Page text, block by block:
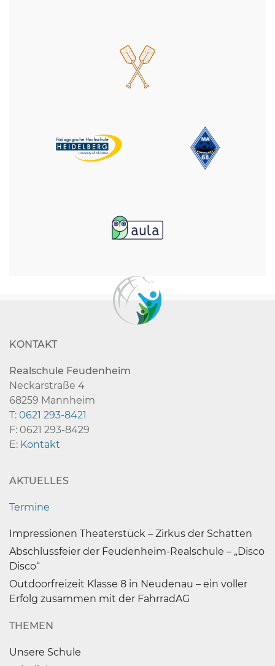
KONTAKT
Realschule Feudenheim
Neckarstraße 4
68259 Mannheim
T: 0621 293-8421
F: 0621 293-8429
E: Kontakt
AKTUELLES
Termine
Impressionen Theaterstück – Zirkus der Schatten
Abschlussfeier der Feudenheim-Realschule – „Disco
Disco“
Outdoorfreizeit Klasse 8 in Neudenau – ein voller
Erfolg zusammen mit der FahrradAG
THEMEN
Unsere Schule